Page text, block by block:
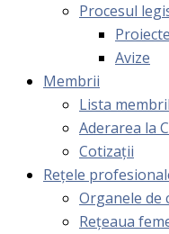
Procesul
Avize
Membrii
Lista
Aderarea la
Cotizaţii
Rețele
Organele de
Rețeaua